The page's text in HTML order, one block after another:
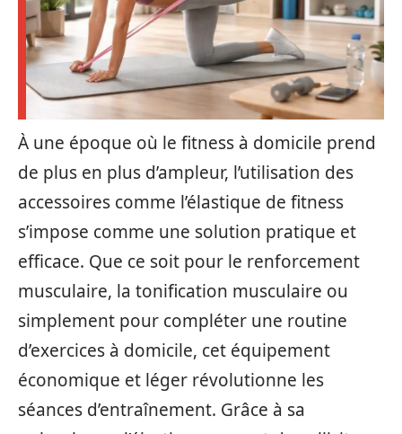
À une époque où le fitness à domicile prend
de plus en plus d’ampleur, l’utilisation des
accessoires comme l’élastique de fitness
s’impose comme une solution pratique et
efficace. Que ce soit pour le renforcement
musculaire, la tonification musculaire ou
simplement pour compléter une routine
d’exercices à domicile, cet équipement
économique et léger révolutionne les
séances d’entraînement. Grâce à sa